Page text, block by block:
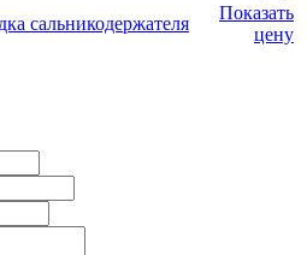
сальникодержателя
Показать
цену